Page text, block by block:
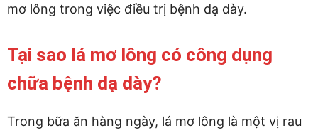
mơ lông trong việc điều trị bệnh dạ dày.
Tại sao lá mơ lông có công dụng
chữa bệnh dạ dày?
Trong bữa ăn hàng ngày, lá mơ lông là một vị rau